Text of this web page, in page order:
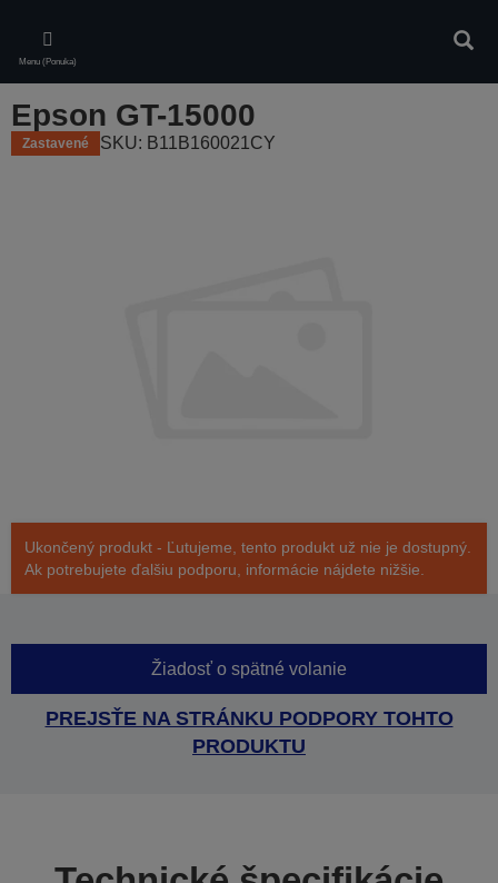
main
content
Menu (Ponuka)
Epson GT-15000
Zastavené SKU: B11B160021CY
Ukončený produkt - Ľutujeme, tento produkt už nie je dostupný.
Ak potrebujete ďalšiu podporu, informácie nájdete nižšie.
Žiadosť o spätné volanie
PREJSŤE NA STRÁNKU PODPORY TOHTO
PRODUKTU